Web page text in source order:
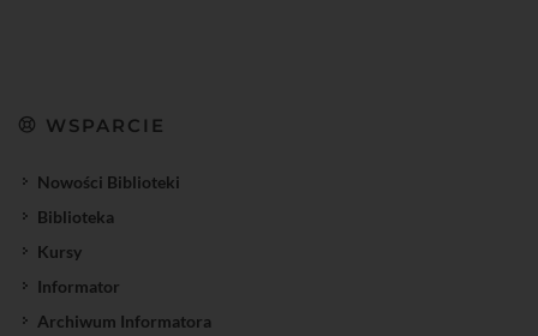
WSPARCIE
Nowości Biblioteki
Biblioteka
Kursy
Informator
Archiwum Informatora